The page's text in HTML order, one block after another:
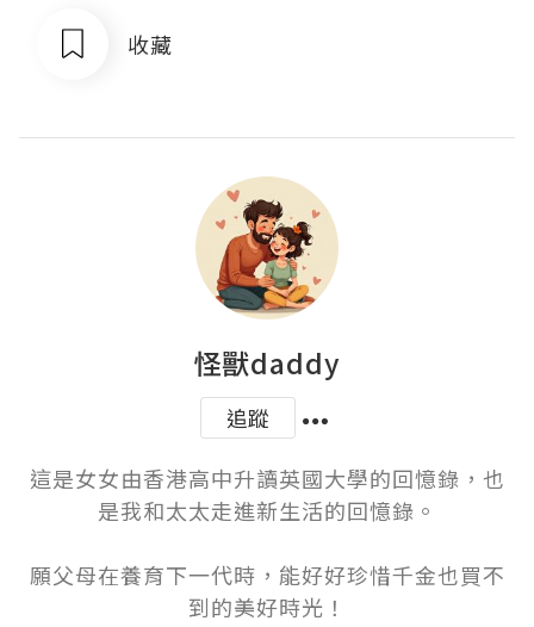
收藏
怪獸daddy
追蹤
這是女女由香港高中升讀英國大學的回憶錄，也
是我和太太走進新生活的回憶錄。
願父母在養育下一代時，能好好珍惜千金也買不
到的美好時光！